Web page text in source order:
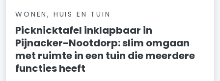
WONEN, HUIS EN TUIN
Picknicktafel inklapbaar in
Pijnacker-Nootdorp: slim omgaan
met ruimte in een tuin die meerdere
functies heeft